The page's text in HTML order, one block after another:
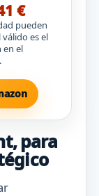
€
pueden
es el
en el
para